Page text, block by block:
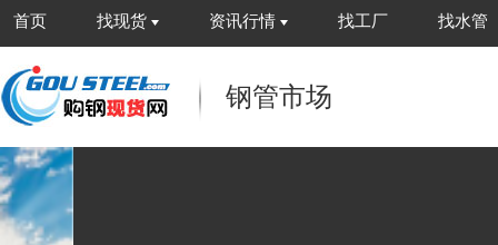
首页 找现货 资讯行情 找工厂 找水管
钢管市场